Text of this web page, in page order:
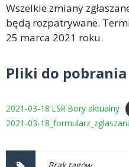
Wszelkie zmiany
będą rozpatrywane.
25 marca 2021 roku.
Pliki do pobrania
2021-03-18 LSR Bory aktualny
2021-03-